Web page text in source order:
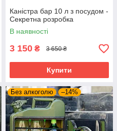
Каністра бар 10 л з посудом -
Секретна розробка
В наявності
3 150 ₴ 3 650 ₴
Купити
Без алкоголю –14%